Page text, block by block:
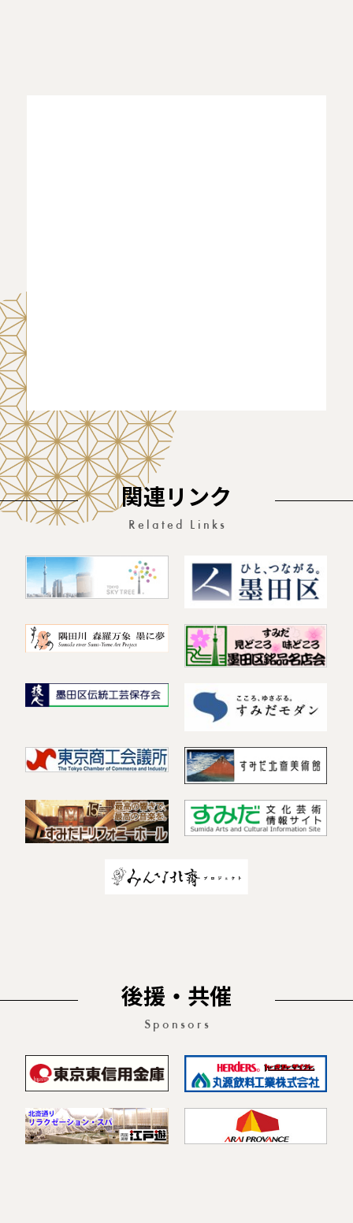
関連リンク
Related Links
後援・共催
Sponsors